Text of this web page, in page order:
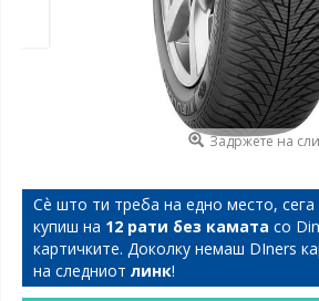
Задржете на
Сѐ што ти треба на едно место,
купиш на 12 рати без камата со
картичките. Доколку немаш DIners
на следниот линк!